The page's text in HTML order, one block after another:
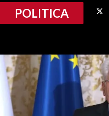
CRONACA SARDEGNA
SULCIS IGLESIENTE
MEDIO CAMPIDANO
ORISTANO E PROVINCIA
SASSARI E PROVINCIA
POLITICA